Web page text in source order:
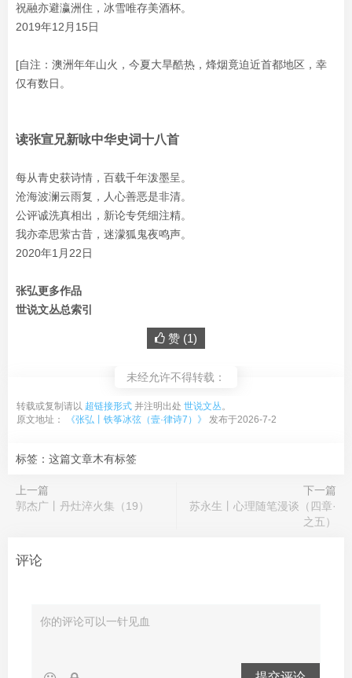
祝融亦避瀛洲住，冰雪唯存美酒杯。
2019年12月15日
[自注：澳洲年年山火，今夏大旱酷热，烽烟竟迫近首都地区，幸
仅有数日。
读张宣兄新咏中华史词十八首
每从青史获诗情，百载千年泼墨呈。
沧海波澜云雨复，人心善恶是非清。
公评诚洗真相出，新论专凭细注精。
我亦牵思萦古昔，迷濛狐鬼夜鸣声。
2020年1月22日
张弘更多作品
世说文丛总索引
赞 (1)
未经允许不得转载：
转载或复制请以 超链接形式 并注明出处 世说文丛。
原文地址：
《张弘丨铁筝冰弦（壹·律诗7）》 发布于2026-7-2
标签：这篇文章木有标签
上一篇
郭杰广丨丹灶淬火集（19）
下一篇
苏永生丨心理随笔漫谈（四章·
之五）
评论